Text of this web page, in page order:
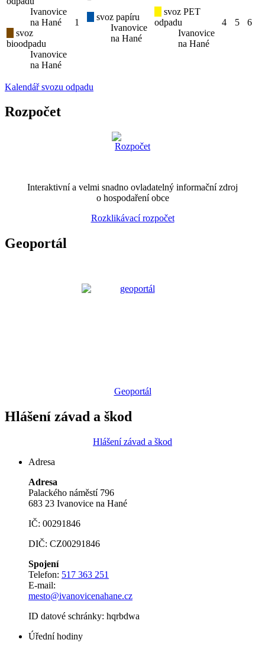
Ivanovice
na Hané
svoz
bioodpadu
Ivanovice
na Hané
1
svoz papíru
Ivanovice
na Hané
svoz PET
odpadu
Ivanovice
na Hané
4 5 6
Kalendář svozu odpadu
Rozpočet
Interaktivní a velmi snadno ovladatelný informační zdroj
o hospodaření obce
Rozklikávací rozpočet
Geoportál
Geoportál
Hlášení závad a škod
Hlášení závad a škod
Adresa
Adresa
Palackého náměstí 796
683 23 Ivanovice na Hané
IČ: 00291846
DIČ: CZ00291846
Spojení
Telefon: 517 363 251
E-mail:
mesto@ivanovicenahane.cz
ID datové schránky: hqrbdwa
Úřední hodiny